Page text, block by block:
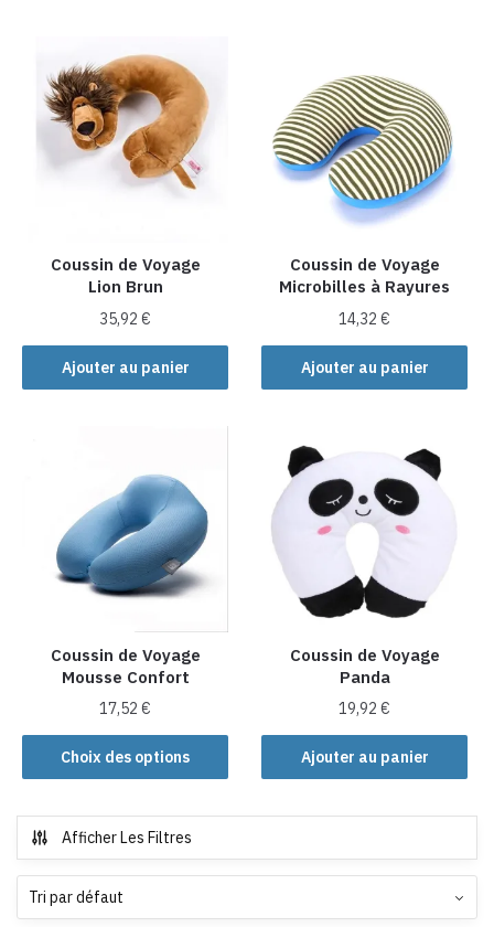
plusieurs
variations.
Les
options
peuvent
être
la
page
du
produit
variations.
Les
options
peuvent
être
choisies
la
page
du
produit
Coussin de Voyage
Lion Brun
35,92€
Ajouter au panier
Coussin de Voyage
Microbilles à Rayures
14,32€
Ajouter au panier
Coussin de Voyage
Mousse Confort
17,52€
Choix des options
Ce
produit
plusieurs
variations.
Les
Coussin de Voyage
Panda
19,92€
Ajouter au panier
Afficher Les Filtres